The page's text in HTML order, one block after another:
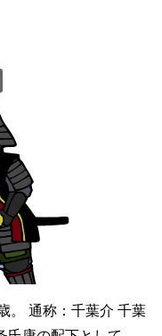
。 通称：千葉介 千葉